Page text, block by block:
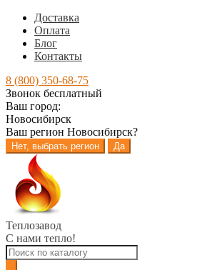
Доставка
Оплата
Блог
Контакты
8 (800) 350-68-75
Звонок бесплатный
Ваш город:
Новосибирск
Ваш регион Новосибирск?
Нет, выбрать регион Да
Перейти
навигации
Перейти
содержимому
Теплозавод
С нами тепло!
Поиск
товаров